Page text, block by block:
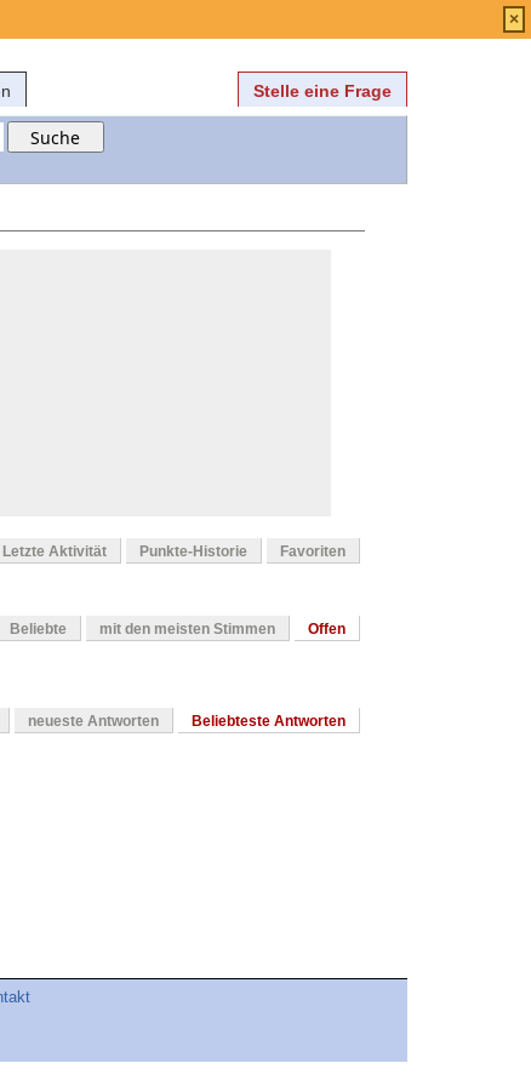
Stelle eine Frage
Letzte Aktivität Punkte-Historie Favoriten
Beliebte mit den meisten Stimmen Offen
neueste Antworten Beliebteste Antworten
×